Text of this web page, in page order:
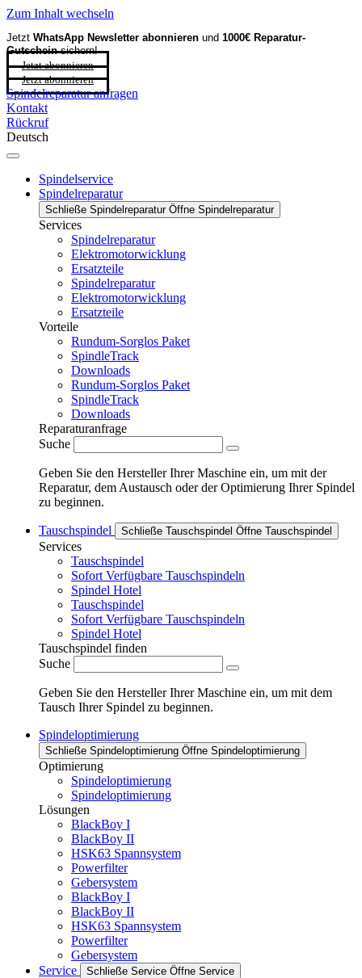
Zum Inhalt wechseln
Jetzt WhatsApp Newsletter abonnieren und 1000€ Reparatur-
Gutscheinsichern!
Jetzt abonnieren
Jetzt abonnieren
Spindelreparatur anfragen
Kontakt
Rückruf
Deutsch
Spindelservice
Spindelreparatur
Schließe Spindelreparatur Öffne Spindelreparatur
Services
Spindelreparatur
Elektromotorwicklung
Ersatzteile
Spindelreparatur
Elektromotorwicklung
Ersatzteile
Vorteile
Rundum-Sorglos Paket
SpindleTrack
Downloads
Rundum-Sorglos Paket
SpindleTrack
Downloads
Reparaturanfrage
Suche
Geben Sie den Hersteller Ihrer Maschine ein, um mit der
Reparatur, dem Austausch oder der Optimierung Ihrer Spindel
zu beginnen.
Tauschspindel Schließe Tauschspindel Öffne Tauschspindel
Services
Tauschspindel
Sofort Verfügbare Tauschspindeln
Spindel Hotel
Tauschspindel
Sofort Verfügbare Tauschspindeln
Spindel Hotel
Tauschspindel finden
Suche
Geben Sie den Hersteller Ihrer Maschine ein, um mit dem
Tausch Ihrer Spindel zu beginnen.
Spindeloptimierung
Schließe Spindeloptimierung Öffne Spindeloptimierung
Optimierung
Spindeloptimierung
Spindeloptimierung
Lösungen
BlackBoy I
BlackBoy II
HSK63 Spannsystem
Powerfilter
Gebersystem
BlackBoy I
BlackBoy II
HSK63 Spannsystem
Powerfilter
Gebersystem
Service
Schließe Service Öffne Service